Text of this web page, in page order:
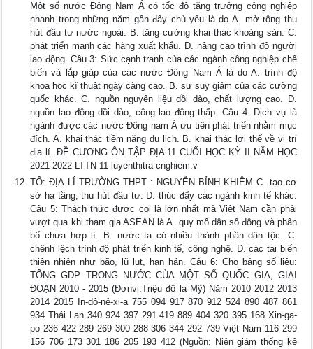
Một số nước Đông Nam Á có tốc độ tăng trưởng công nghiệp
nhanh trong những năm gần đây chủ yếu là do A. mở rộng thu
hút đầu tư nước ngoài. B. tăng cường khai thác khoáng sản. C.
phát triển mạnh các hàng xuất khẩu. D. nâng cao trình độ người
lao động. Câu 3: Sức cạnh tranh của các ngành công nghiệp chế
biến và lắp giáp của các nước Đông Nam Á là do A. trình độ
khoa học kĩ thuật ngày càng cao. B. sự suy giảm của các cường
quốc khác. C. nguồn nguyên liệu dồi dào, chất lượng cao. D.
nguồn lao động dồi dào, công lao động thấp. Câu 4: Dịch vụ là
ngành được các nước Đông nam Á ưu tiên phát triển nhằm mục
đích. A. khai thác tiềm năng du lịch. B. khai thác lợi thế về vị trí
địa lí. ĐỀ CƯƠNG ÔN TẬP ĐỊA 11 CUỐI HỌC KỲ II NĂM HỌC
2021-2022 LTTN 11 luyenthitra cnghiem.v
TỔ: ĐỊA LÍ TRƯỜNG THPT : NGUYỄN BỈNH KHIÊM C. tạo cơ
sở hạ tầng, thu hút đầu tư. D. thúc đẩy các ngành kinh tế khác.
Câu 5: Thách thức được coi là lớn nhất mà Việt Nam cần phải
vượt qua khi tham gia ASEAN là A. quy mô dân số đông và phân
bố chưa hợp lí. B. nước ta có nhiều thành phần dân tộc. C.
chênh lệch trình độ phát triển kinh tế, công nghệ. D. các tai biến
thiên nhiên như bão, lũ lụt, hạn hán. Câu 6: Cho bảng số liệu:
TỔNG GDP TRONG NƯỚC CỦA MỘT SỐ QUỐC GIA, GIAI
ĐOẠN 2010 - 2015 (Đơnvị:Triệu đô la Mỹ) Năm 2010 2012 2013
2014 2015 In-dô-nê-xi-a 755 094 917 870 912 524 890 487 861
934 Thái Lan 340 924 397 291 419 889 404 320 395 168 Xin-ga-
po 236 422 289 269 300 288 306 344 292 739 Việt Nam 116 299
156 706 173 301 186 205 193 412 (Nguồn: Niên giám thống kê